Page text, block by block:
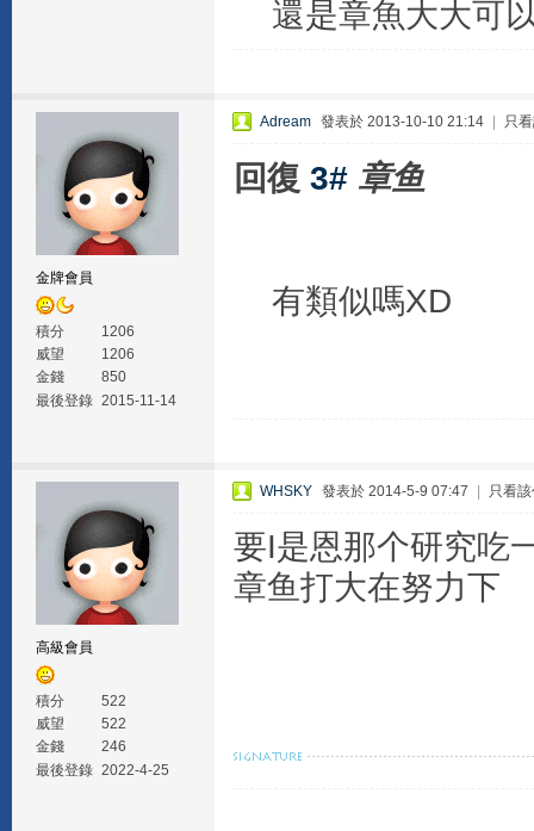
還是章魚大大可
金牌會員
積分
1206
威望
1206
金錢
850
最後登錄 2015-11-14
Adream 發表於 2013-10-10 21:14 只
回復 3# 章鱼
有類似嗎XD
高級會員
積分
522
威望
522
金錢
246
最後登錄 2022-4-25
WHSKY 發表於 2014-5-9 07:47 只看
要I是恩那个研究吃
章鱼打大在努力下